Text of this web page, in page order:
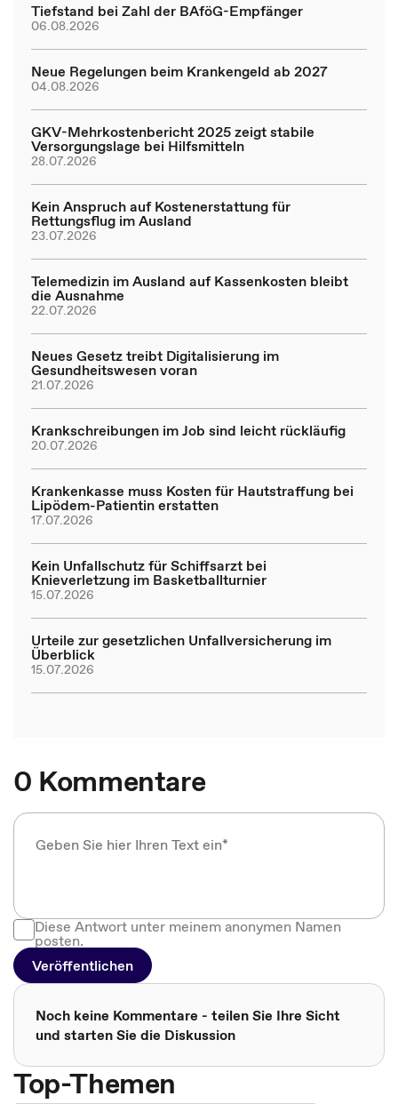
Tiefstand bei Zahl der BAföG-Empfänger
06.08.2026
Neue Regelungen beim Krankengeld ab 2027
04.08.2026
GKV-Mehrkostenbericht 2025 zeigt stabile
Versorgungslage bei Hilfsmitteln
28.07.2026
Kein Anspruch auf Kostenerstattung für
Rettungsflug im Ausland
23.07.2026
Telemedizin im Ausland auf Kassenkosten bleibt
die Ausnahme
22.07.2026
Neues Gesetz treibt Digitalisierung im
Gesundheitswesen voran
21.07.2026
Krankschreibungen im Job sind leicht rückläufig
20.07.2026
Krankenkasse muss Kosten für Hautstraffung bei
Lipödem-Patientin erstatten
17.07.2026
Kein Unfallschutz für Schiffsarzt bei
Knieverletzung im Basketballturnier
15.07.2026
Urteile zur gesetzlichen Unfallversicherung im
Überblick
15.07.2026
0 Kommentare
Diese Antwort unter meinem anonymen Namen
posten.
Veröffentlichen
Noch keine Kommentare - teilen Sie Ihre Sicht
und starten Sie die Diskussion
Top-Themen